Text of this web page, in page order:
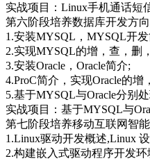
实战项目：Linux手机通话短
第六阶段培养数据库开发方
1.安装MYSQL，MYSQL开
2.实现MYSQL的增，查，删
3.安装Oracle，Oracle简介;
4.ProC简介，实现Oracle的增
5.基于MYSQL与Oracle分别
实战项目：基于MYSQL与
第七阶段培养移动互联网智
1.Linux驱动开发概述,Linux
2.构建嵌入式驱动程序开发